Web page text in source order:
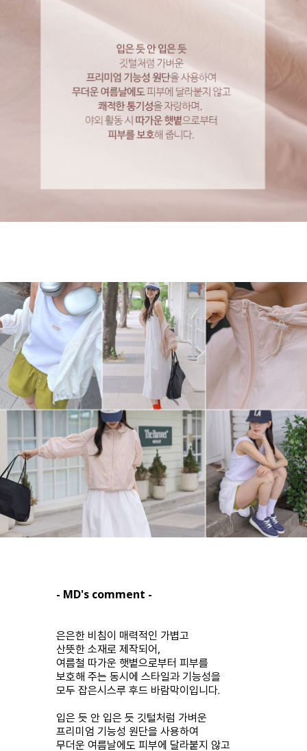
- MD's comment -
은은한 비침이 매력적인 가볍고
산뜻한 소재로 제작되어,
여름철 따가운 햇볕으로부터 피부를
보호해 주는 동시에 스타일과 기능성을
모두 잡은시스루 후드 바람막이입니다.
입은 듯 안 입은 듯 깃털처럼 가벼운
프리미엄 기능성 원단을 사용하여
무더운 여름날에도 피부에 달라붙지 않고